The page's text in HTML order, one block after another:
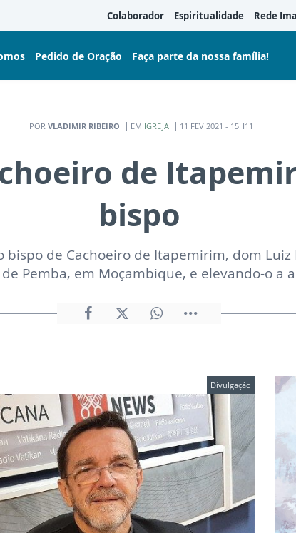
Colaborador Espiritualidade Rede
Pedido de Oração Faça parte da nossa família!
POR VLADIMIR RIBEIRO EM IGREJA 11 FEV 2021 - 15H11
de
bispo
bispo de Cachoeiro de Itapemirim, dom
Pemba, em Moçambique, e elevando-o a
Divulgação